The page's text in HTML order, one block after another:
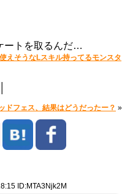
ートを取るんだ…
えそうなLスキル持ってるモンスタ
ドフェス、結果はどうだったー？ »
ID:MTA3Njk2M